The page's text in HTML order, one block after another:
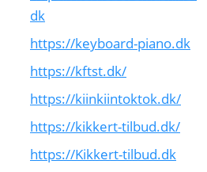
dk
https://keyboard-piano.dk
https://kftst.dk/
https://kiinkiintoktok.dk/
https://kikkert-tilbud.dk/
https://Kikkert-tilbud.dk